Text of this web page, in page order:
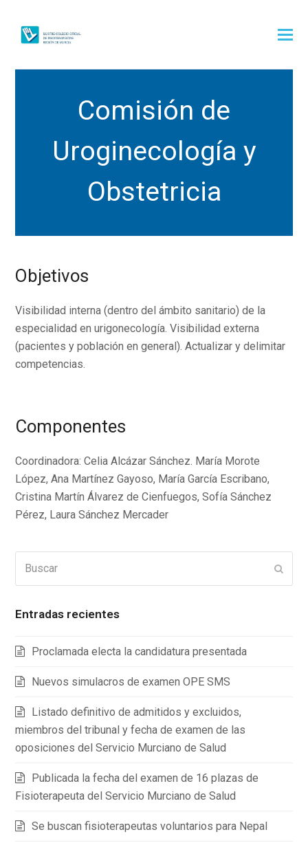
Comisión de
Uroginecología y
Obstetricia
Objetivos
Visibilidad interna (dentro del ámbito sanitario) de la
especialidad en urigonecología. Visibilidad externa
(pacientes y población en general). Actualizar y delimitar
competencias.
Componentes
Coordinadora: Celia Alcázar Sánchez. María Morote
López, Ana Martínez Gayoso, María García Escribano,
Cristina Martín Álvarez de Cienfuegos, Sofía Sánchez
Pérez, Laura Sánchez Mercader
Entradas recientes
Proclamada electa la candidatura presentada
Nuevos simulacros de examen OPE SMS
Listado definitivo de admitidos y excluidos,
miembros del tribunal y fecha de examen de las
oposiciones del Servicio Murciano de Salud
Publicada la fecha del examen de 16 plazas de
Fisioterapeuta del Servicio Murciano de Salud
Se buscan fisioterapeutas voluntarios para Nepal